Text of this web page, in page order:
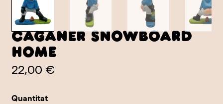
Caganer Snowboard
Home
22,00 €
Quantitat